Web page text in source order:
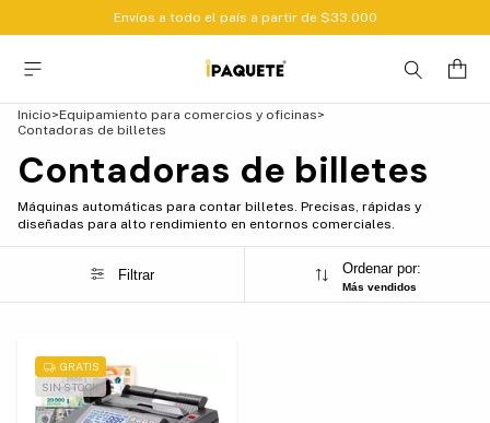
Envíos a todo el país a partir de $33.000
Inicio>Equipamiento para comercios y oficinas>
Contadoras de billetes
Contadoras de billetes
Máquinas automáticas para contar billetes. Precisas, rápidas y
diseñadas para alto rendimiento en entornos comerciales.
Filtrar Ordenar por:
Más vendidos
SIN STOCK
GRATIS